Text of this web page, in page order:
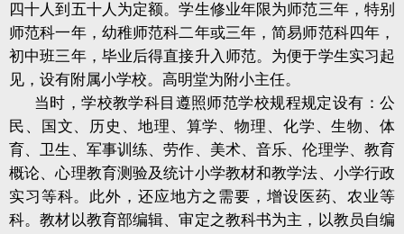
四十人到五十人为定额。学生修业年限为师范三年，特别
师范科一年，幼稚师范科二年或三年，简易师范科四年，
初中班三年，毕业后得直接升入师范。为便于学生实习起
见，设有附属小学校。高明堂为附小主任。
当时，学校教学科目遵照师范学校规程规定设有：公
民、国文、历史、地理、算学、物理、化学、生物、体
育、卫生、军事训练、劳作、美术、音乐、伦理学、教育
概论、心理教育测验及统计小学教材和教学法、小学行政
实习等科。此外，还应地方之需要，增设医药、农业等
科。教材以教育部编辑、审定之教科书为主，以教员自编